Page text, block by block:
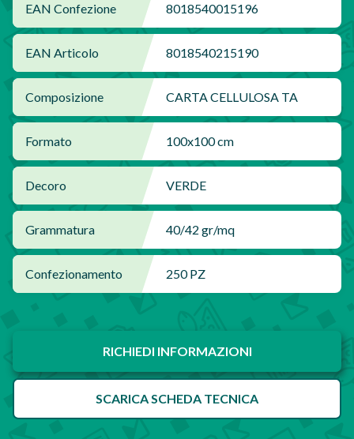
EAN Confezione 8018540015196
EAN Articolo 8018540215190
Composizione CARTA CELLULOSA TA
Formato 100x100 cm
Decoro VERDE
Grammatura 40/42 gr/mq
Confezionamento 250 PZ
RICHIEDI INFORMAZIONI
SCARICA SCHEDA TECNICA